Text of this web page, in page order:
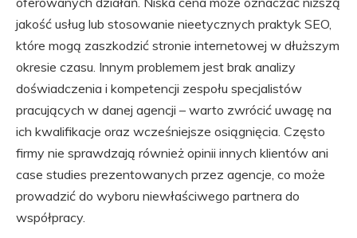
jakość usług lub stosowanie nieetycznych praktyk SEO,
które mogą zaszkodzić stronie internetowej w dłuższym
okresie czasu. Innym problemem jest brak analizy
doświadczenia i kompetencji zespołu specjalistów
pracujących w danej agencji – warto zwrócić uwagę na
ich kwalifikacje oraz wcześniejsze osiągnięcia. Często
firmy nie sprawdzają również opinii innych klientów ani
case studies prezentowanych przez agencje, co może
prowadzić do wyboru niewłaściwego partnera do
współpracy.